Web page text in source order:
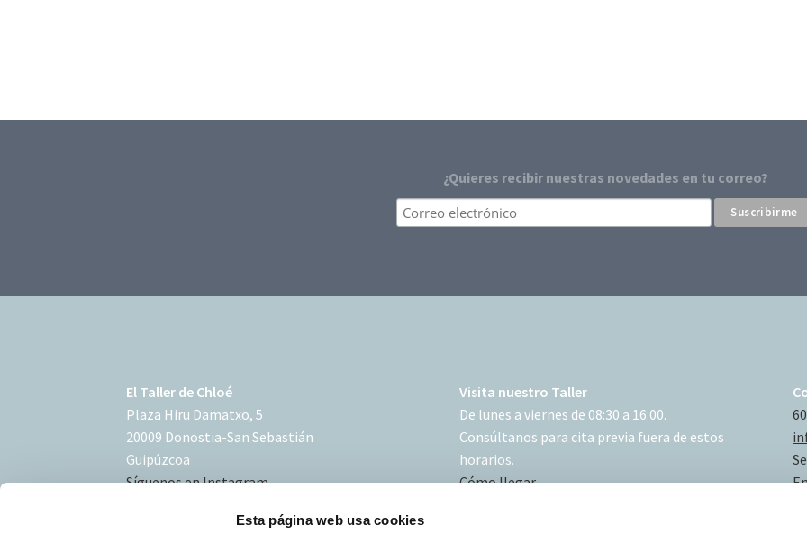
Esta página web usa cookies
¿Quieres recibir nuestras novedades en tu correo?
El Taller de Chloé
Plaza Hiru Damatxo, 5
20009 Donostia-San Sebastián
Guipúzcoa
Síguenos en Instagram
Visita nuestro Taller
De lunes a viernes de 08:30 a 16:00.
Consúltanos para cita previa fuera de estos
horarios.
Cómo llegar